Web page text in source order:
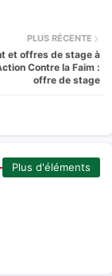
PLUS RÉCENTE
et offres de stage à
Contre la Faim :
offre de stage
Plus d'éléments